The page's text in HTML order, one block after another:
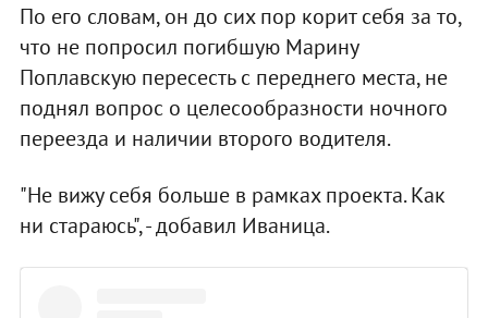
По его словам, он до сих пор корит себя за то,
что не попросил погибшую Марину
Поплавскую пересесть с переднего места, не
поднял вопрос о целесообразности ночного
переезда и наличии второго водителя.
"Не вижу себя больше в рамках проекта. Как
ни стараюсь", - добавил Иваница.